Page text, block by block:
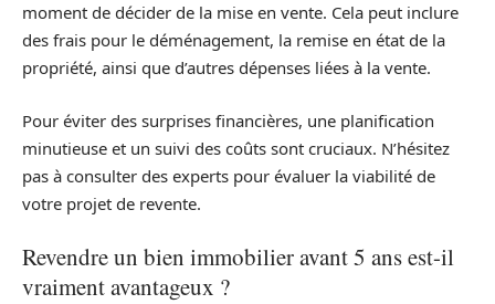
moment de décider de la mise en vente. Cela peut inclure
des frais pour le déménagement, la remise en état de la
propriété, ainsi que d’autres dépenses liées à la vente.
Pour éviter des surprises financières, une planification
minutieuse et un suivi des coûts sont cruciaux. N’hésitez
pas à consulter des experts pour évaluer la viabilité de
votre projet de revente.
Revendre un bien immobilier avant 5 ans est-il
vraiment avantageux ?